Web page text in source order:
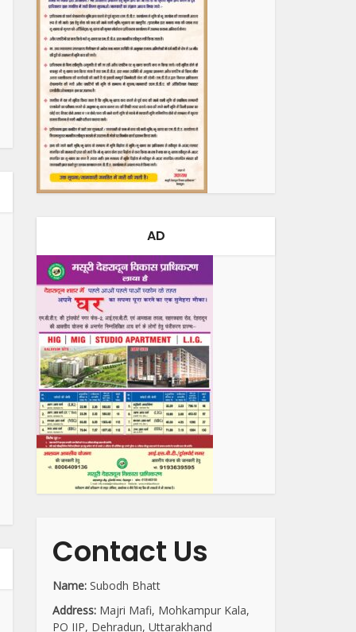
AD
Contact Us
Name: Subodh Bhatt
Address: Majri Mafi, Mohkampur Kala,
PO IIP, Dehradun, Uttarakhand